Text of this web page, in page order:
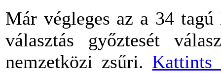
Már végleges az a 34
választás győztesét
nemzetközi zsűri. Kattints